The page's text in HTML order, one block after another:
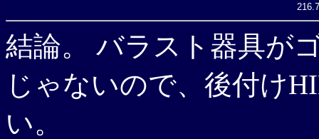
結論。 バラスト器具が
じゃないので、後付け
い。